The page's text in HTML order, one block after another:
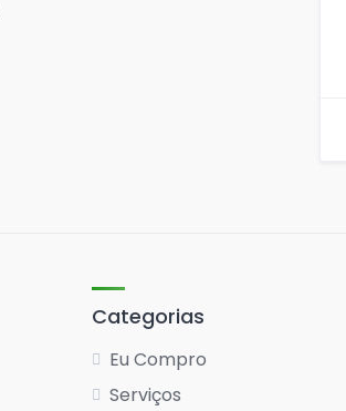
Categorias
Eu Compro
Serviços